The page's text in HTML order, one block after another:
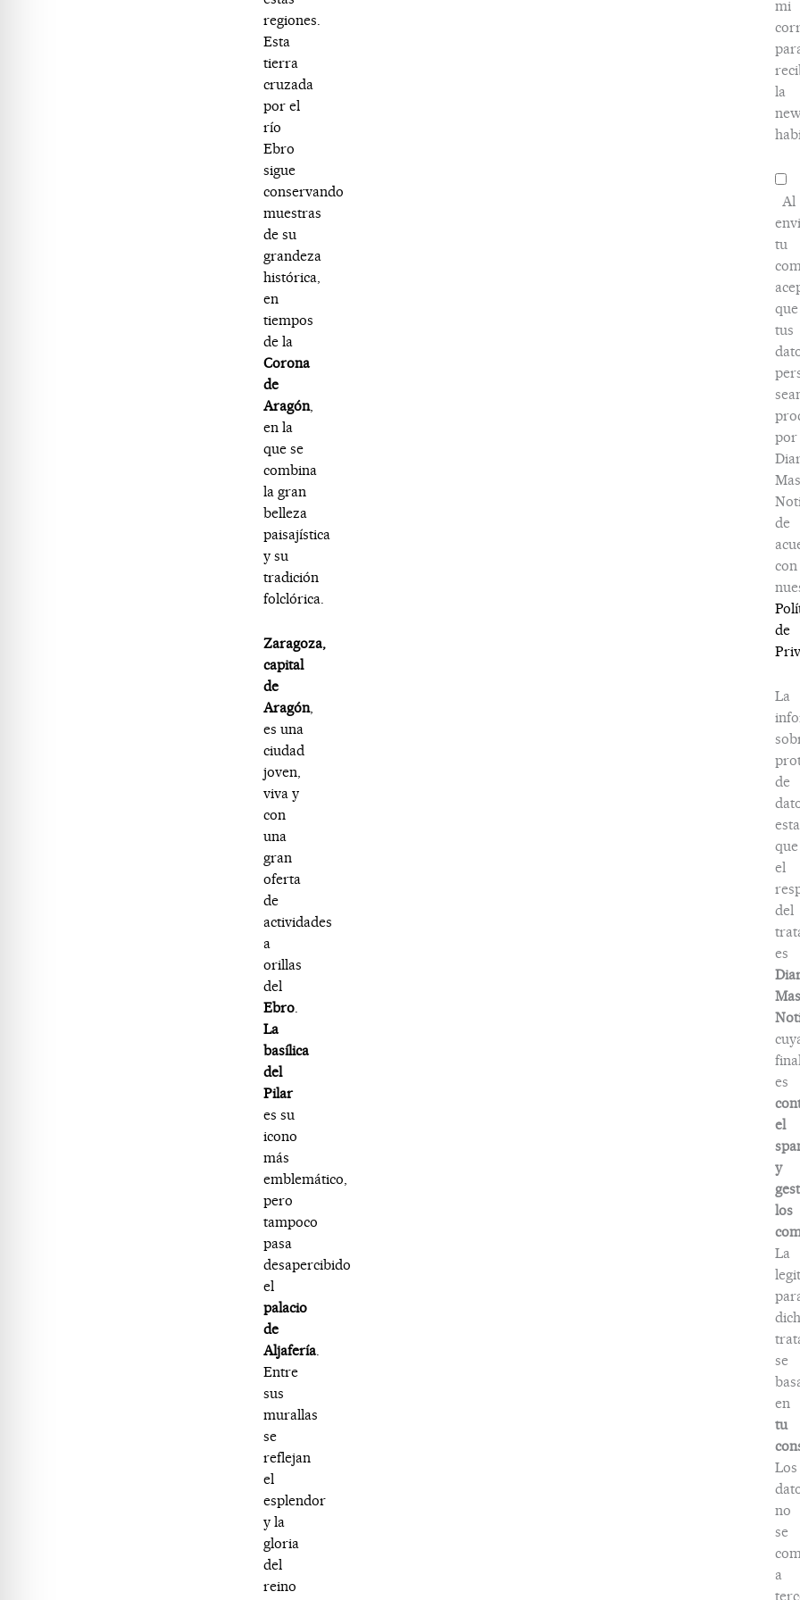
regiones.
Esta
tierra
cruzada
por el
río
Ebro
sigue
conservando
muestras
de su
grandeza
histórica,
en
tiempos
de la
Corona
de
Aragón,
en la
que se
combina
la gran
belleza
paisajística
y su
tradición
folclórica.
Zaragoza,
capital
de
Aragón,
es una
ciudad
joven,
viva y
con
una
gran
oferta
de
actividades
a
orillas
del
Ebro.
La
basílica
del
Pilar
es su
icono
más
emblemático,
pero
tampoco
pasa
desapercibido
el
palacio
de
Aljafería.
Entre
sus
murallas
se
reflejan
el
esplendor
y la
gloria
del
reino
mi
la
Al
tu
que
tus
por
Mas
de
con
de
La
de
que
el
del
es
Mas
es
el
y
los
La
se
en
tu
Los
no
se
a